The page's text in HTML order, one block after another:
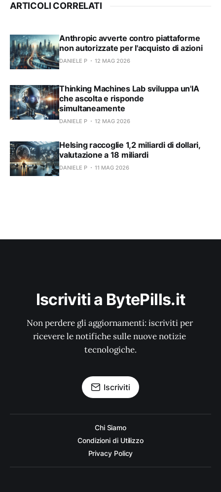
ARTICOLI CORRELATI
Anthropic avverte contro piattaforme
non autorizzate per l'acquisto di azioni
DANIELE P 12 MAG 2026
Thinking Machines Lab sviluppa un'IA
che ascolta e risponde
simultaneamente
DANIELE P 12 MAG 2026
Helsing raccoglie 1,2 miliardi di dollari,
valutazione a 18 miliardi
DANIELE P 11 MAG 2026
Iscriviti a BytePills.it
Non perdere gli aggiornamenti: iscriviti per
ricevere le notifiche sulle nuove notizie
tecnologiche.
Iscriviti
Chi Siamo
Condizioni di Utilizzo
Privacy Policy